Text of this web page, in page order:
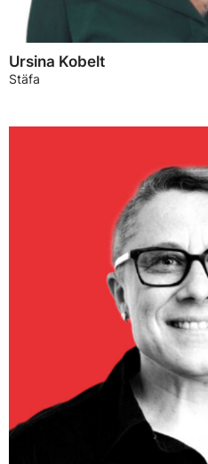
Ursina Kobelt
Stäfa